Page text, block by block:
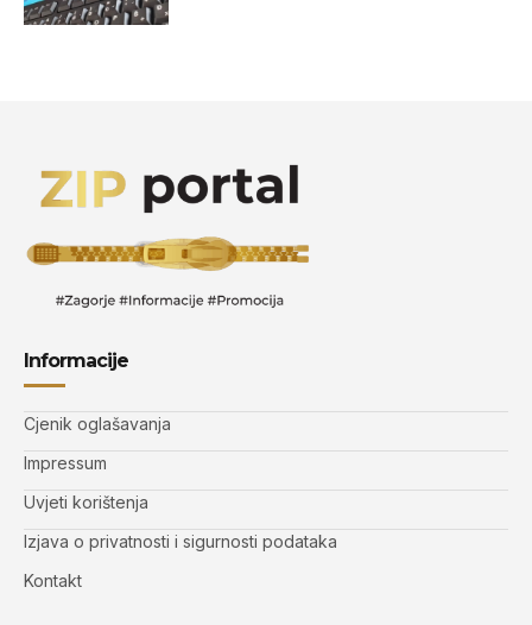
Informacije
Cjenik oglašavanja
Impressum
Uvjeti korištenja
Izjava o privatnosti i sigurnosti podataka
Kontakt